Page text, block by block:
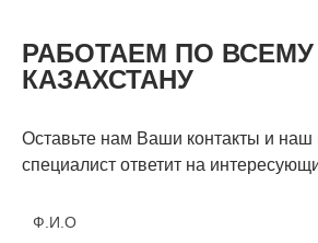
РАБОТАЕМ ПО ВСЕМУ
КАЗАХСТАНУ
Оставьте нам Ваши контакты и наш
специалист ответит на
Ф.И.О